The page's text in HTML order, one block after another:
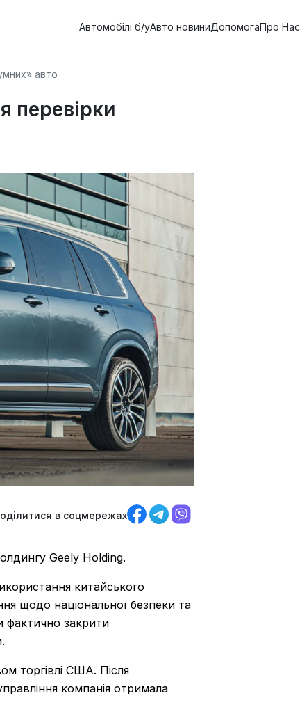
Автомобілі б/уАвто новиниДопомогаПро Нас
авто
перевірки
в соцмережах
Geely Holding.
китайського
щодо національної безпеки та
фактично закрити
торгівлі США. Після
компанія отримала